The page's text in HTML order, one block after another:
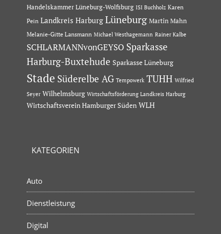
Handelskammer Lüneburg-Wolfsburg ISI Buchholz Karen
Pein Landkreis Harburg Lüneburg Martin Mahn
Melanie-Gitte Lansmann Michael Westhagemann Rainer Kalbe
SCHLARMANNvonGEYSO Sparkasse
Harburg-Buxtehude Sparkasse Lüneburg
Stade Süderelbe AG Tempowerk TUHH Wilfried
Seyer Wilhelmsburg Wirtschaftsförderung Landkreis Harburg
Wirtschaftsverein Hamburger Süden WLH
KATEGORIEN
Auto
Dienstleistung
Digital